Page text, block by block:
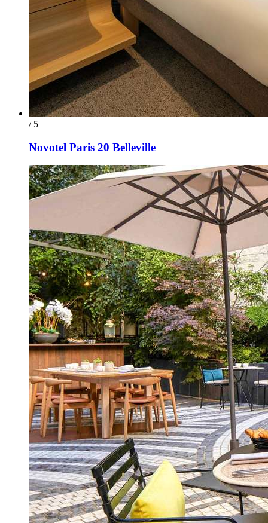
/ 5
Novotel Paris 20 Belleville